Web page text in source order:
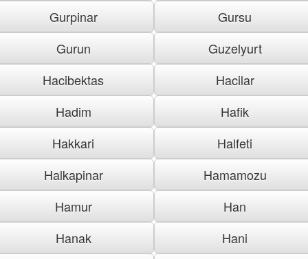
Gurpinar
Gursu
Gurun
Guzelyurt
Hacibektas
Hacilar
Hadim
Hafik
Hakkari
Halfeti
Halkapinar
Hamamozu
Hamur
Han
Hanak
Hani